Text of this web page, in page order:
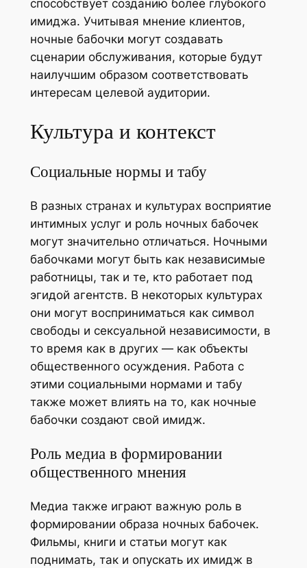
способствует созданию более глубокого
имиджа. Учитывая мнение клиентов,
ночные бабочки могут создавать
сценарии обслуживания, которые будут
наилучшим образом соответствовать
интересам целевой аудитории.
Культура и контекст
Социальные нормы и табу
В разных странах и культурах восприятие
интимных услуг и роль ночных бабочек
могут значительно отличаться. Ночными
бабочками могут быть как независимые
работницы, так и те, кто работает под
эгидой агентств. В некоторых культурах
они могут восприниматься как символ
свободы и сексуальной независимости, в
то время как в других — как объекты
общественного осуждения. Работа с
этими социальными нормами и табу
также может влиять на то, как ночные
бабочки создают свой имидж.
Роль медиа в формировании
общественного мнения
Медиа также играют важную роль в
формировании образа ночных бабочек.
Фильмы, книги и статьи могут как
поднимать, так и опускать их имидж в